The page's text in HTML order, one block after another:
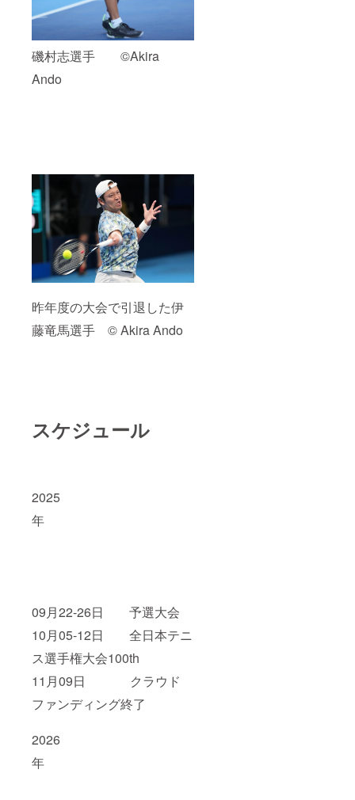
磯村志選手 ©Akira
Ando
昨年度の大会で引退した伊
藤竜馬選手 © Akira Ando
スケジュール
2025
年
09月22-26日 予選大会
10月05-12日 全日本テニ
ス選手権大会100th
11月09日 クラウド
ファンディング終了
2026
年